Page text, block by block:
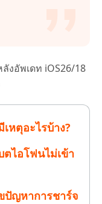
งอัพเดท iOS26/18
หตุอะไรบ้าง?
ไอโฟนไม่เข้า
ปัญหาการชาร์จ